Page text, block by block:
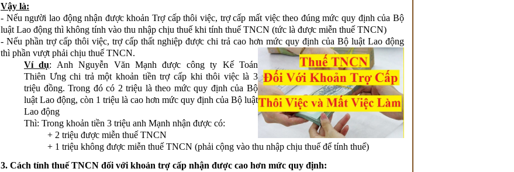
Vậy là:
- Nếu người lao động nhận được khoản Trợ cấp thôi việc, trợ cấp mất việc theo đúng mức quy định của Bộ
luật Lao động thì không tính vào thu nhập chịu thuế khi tính thuế TNCN (tức là được miễn thuế TNCN)
- Nếu phần trợ cấp thôi việc, trợ cấp thất nghiệp được chi trả cao hơn mức quy định của Bộ luật Lao động
thì phần vượt phải chịu thuế TNCN.
Ví dụ: Anh Nguyễn Văn Mạnh được công ty Kế Toán
Thiên Ưng chi trả một khoản tiền trợ cấp khi thôi việc là 3
triệu đồng. Trong đó có 2 triệu là theo mức quy định của Bộ
luật Lao động, còn 1 triệu là cao hơn mức quy định của Bộ luật
Lao động
Thì: Trong khoản tiền 3 triệu anh Mạnh nhận được có:
+ 2 triệu được miễn thuế TNCN
+ 1 triệu không được miễn thuế TNCN (phải cộng vào thu nhập chịu thuế để tính thuế)
3. Cách tính thuế TNCN đối với khoản trợ cấp nhận được cao hơn mức quy định: